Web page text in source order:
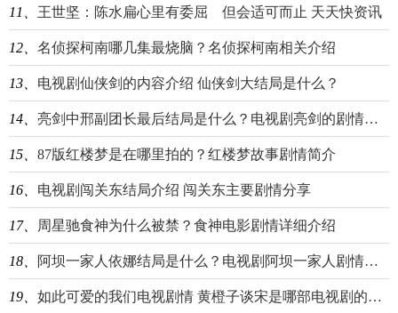
11、 王世坚：陈水扁心里有委屈 但会适可而止 天天快资讯
12、 名侦探柯南哪几集最烧脑？名侦探柯南相关介绍
13、 电视剧仙侠剑的内容介绍 仙侠剑大结局是什么？
14、 亮剑中邢副团长最后结局是什么？电视剧亮剑的剧情内容
15、 87版红楼梦是在哪里拍的？红楼梦故事剧情简介
16、 电视剧闯关东结局介绍 闯关东主要剧情分享
17、 周星驰食神为什么被禁？食神电影剧情详细介绍
18、 阿坝一家人依娜结局是什么？电视剧阿坝一家人剧情简介
19、 如此可爱的我们电视剧情 黄橙子谈宋是哪部电视剧的角色？